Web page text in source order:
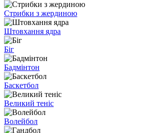
Стрибки з жердиною
Штовхання ядра
Біг
Бадмінтон
Баскетбол
Великий теніс
Волейбол